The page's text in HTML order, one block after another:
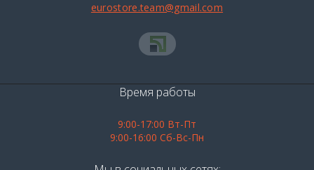
eurostore.team@gmail.com
Время работы
9:00-17:00 Вт-Пт
9:00-16:00 Сб-Вс-Пн